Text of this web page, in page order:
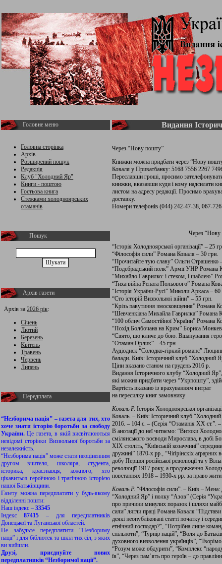
Головне меню
Головна сторінка
Архів
Розширений пошук
Редакція
Клуб "Холодний Яр"
Книги - поштою
Гостьова книга
Стежками холодноярських
отаманів
Пошук
Архів газети
Архів за 2026 рік:
Січень
Лютий
Березень
Квітень
Травень
Червень
Липень
Передплата
“Незборима нація” – газета для тих, хто
хоче знати історію боротьби за свободу
України.Це газета, в якій висвітлюються
невідомі сторінки Визвольної боротьби за
незалежність.
“Незборима нація” може стати неоціненним
другом вчителя, школяра, студента,
історика, краєзнавця, кожного, хто
цікавиться героїчною і трагічною історією
нашої Батьківщини.
Газету можна передплатити у будь-якому
відділенні пошти:
Наш індекс – 33545
Індекс87415 – для передплатників
Донецької та Луганської областей.
Не забудьте передплатити “Незбориму
нації” і для бібліотек та шкіл тих сіл, з яких
ви вийшли.
Друзі, приєднуйте нових
передплатників “Незборимої нації”.
Видання
Через “Нову пошту”
Книжки можна придбати через “Нову
Коваля у Приватбанку: 5168 7556 2267
Переславши гроші, просимо
книжки, вказавши куди і кому надсилати
листом на адресу редакції. Просимо
доставку.
Номери телефонів (044) 242-47-38, 067-
Через
“Історія Холодноярської організації” – 25
“Філософія сили” Романа Коваля – 30 грн.
“Прочитайте тую славу” Ольги Страшенко
“Подєбрадський полк” Армії УНР Романа
“Михайло Гаврилко: і стеком, і шаблею”
“Тиха війна Рената Польового” Романа
“Історія України-Русі” Миколи Аркаса – 60
“Сто історій Визвольної війни” – 55 грн.
“Крізь павутиння змосковщення” Романа
“Шевченкіана Михайла Гаврилка” Романа
“100 облич Самостійної України” Романа
“Похід Болбочана на Крим” Бориса
“Свято, що кличе до бою. Вшанування
“Отаман Орлик” – 45 грн.
Аудіодиск “Солодко-гіркий романс”
балади. Київ: Історичний клуб “Холодний
Ціни вказано станом на грудень 2016 р.
Видання Історичного клубу “Холодний Яр”,
які можна придбати через “Укрпошту”,
Вартість вказано із врахуванням витрат
на пересилку книг замовнику
Коваль Р. Історія Холодноярської
Коваль. – Київ: Історичний клуб
2016. – 104 с. – (Серія “Отаманія ХХ ст.”.
В анотації до неї читаємо: “Витоки
смілянського воєводи Мирослава, в добі
ХIХ століть, “Київській козаччині”
дружині” 1870-х рр., “Чіґірінскіх аґрарних
добу Першої російської революції та у
революції 1917 року, а продовження
повстаннях 1918 – 1930-х рр. за право
Коваль Р. “Філософія сили”. – Київ – Мена:
“Холодний Яр” і полку “Азов” (Серія
про причини минулих поразок і шляхи
сили” лягли праці Романа Коваля
деякі неопубліковані статті початку і
етнічний господар?”, “Потрібна лише
спільноти”, “Турнір націй”, “Воля до
духовного визволення українців”,
“Розум може обдурити”, “Комплекс
їв”, “Че­рез па­м’ять про ге­ро­їв – до